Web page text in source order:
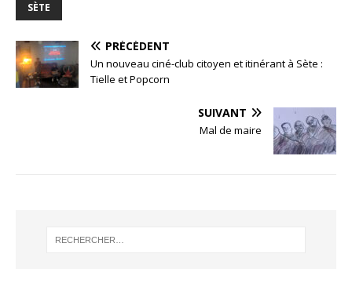
SÈTE
PRÉCÉDENT
Un nouveau ciné-club citoyen et itinérant à Sète :
Tielle et Popcorn
SUIVANT
Mal de maire